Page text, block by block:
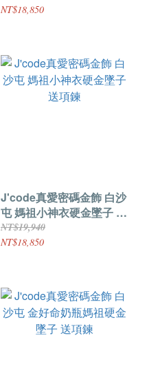
NT$18,850
J'code真愛密碼金飾 白沙
屯 媽祖小神衣硬金墜子 送
項鍊
NT$19,940
NT$18,850